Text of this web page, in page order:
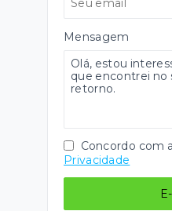
Mensagem
Concordo com a
Privacidade